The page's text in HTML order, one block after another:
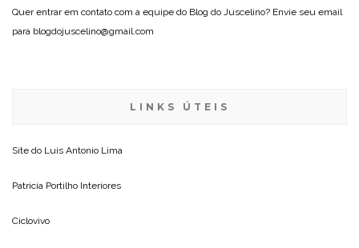
Quer entrar em contato com a equipe do Blog do Juscelino? Envie seu email
para blogdojuscelino@gmail.com
LINKS ÚTEIS
Site do Luis Antonio Lima
Patricia Portilho Interiores
Ciclovivo